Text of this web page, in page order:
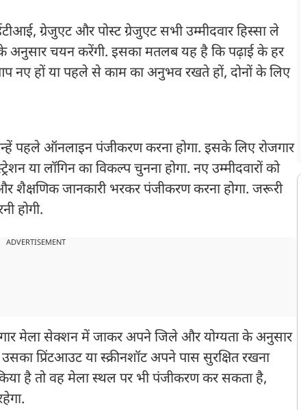
ग्रेजुएट और पोस्ट ग्रेजुएट सभी उम्मीदवार हिस्सा ले
चयन करेंगी. इसका मतलब यह है कि पढ़ाई के हर
हों या पहले से काम का अनुभव रखते हों, दोनों के लिए
पहले ऑनलाइन पंजीकरण करना होगा. इसके लिए रोजगार
या लॉगिन का विकल्प चुनना होगा. नए उम्मीदवारों को
शैक्षणिक जानकारी भरकर पंजीकरण करना होगा. जरूरी
होगी.
ADVERTISEMENT
मेला सेक्शन में जाकर अपने जिले और योग्यता के अनुसार
प्रिंटआउट या स्क्रीनशॉट अपने पास सुरक्षित रखना
है तो वह मेला स्थल पर भी पंजीकरण कर सकता है,